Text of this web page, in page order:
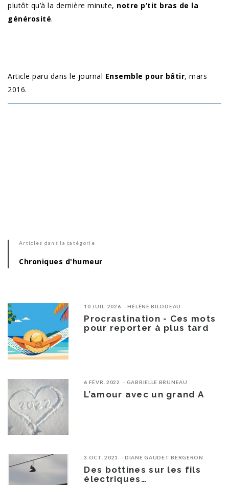
plutôt qu’à la dernière minute, notre p’tit bras de la
générosité.
Article paru dans le journal Ensemble pour bâtir, mars
2016.
Articles dans la catégorie
Chroniques d'humeur
10 JUIL. 2026 HÉLÈNE BILODEAU
Procrastination - Ces mots
pour reporter à plus tard
6 FÉVR. 2022 GABRIELLE BRUNEAU
L’amour avec un grand A
3 OCT. 2021 DIANE GAUDET BERGERON
Des bottines sur les fils
électriques…